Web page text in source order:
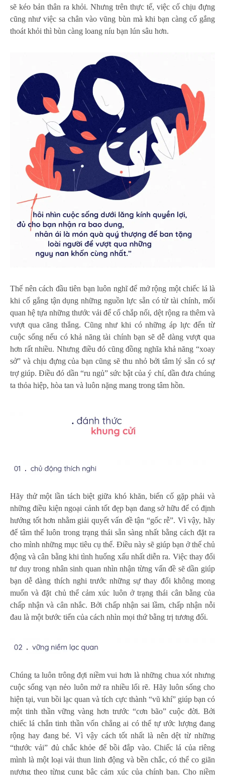
sẽ kéo bản thân ra khỏi. Nhưng trên thực tế, việc cố chịu đựng
cũng như việc sa chân vào vũng bùn mà khi bạn càng cố gắng
thoát khỏi thì bùn càng loang níu bạn lún sâu hơn.
Thế nên cách đầu tiên bạn luôn nghĩ để mở rộng một chiếc lá là
khi cố gắng tận dụng những nguồn lực sẵn có từ tài chính, mối
quan hệ tựa những thước vải để cố chắp nối, dệt rộng ra thêm và
vượt qua căng thẳng. Cũng như khi có những áp lực đến từ
cuộc sống nếu có khả năng tài chính bạn sẽ dễ dàng vượt qua
hơn rất nhiều. Nhưng điều đó cũng đồng nghĩa khả năng “xoay
sở” và chịu đựng của bạn cũng sẽ thu nhỏ bởi tâm lý sẵn có sự
trợ giúp. Điều đó dần “ru ngủ” sức bật của ý chí, dần đưa chúng
ta thỏa hiệp, hòa tan và luôn nặng mang trong tâm hồn.
Hãy thử một lần tách biệt giữa khó khăn, biến cố gặp phải và
những điều kiện ngoại cảnh tốt đẹp bạn đang sở hữu để có định
hướng tốt hơn nhằm giải quyết vấn đề tận “gốc rễ”. Vì vậy, hãy
để tâm thế luôn trong trạng thái sẵn sàng nhất bằng cách đặt ra
cho mình những mục tiêu cụ thể. Điều này sẽ giúp bạn ở thế chủ
động và cân bằng khi tình huống xấu nhất diễn ra. Việc thay đổi
tư duy trong nhân sinh quan nhìn nhận từng vấn đề sẽ dần giúp
bạn dễ dàng thích nghi trước những sự thay đổi không mong
muốn và đặt chủ thể cảm xúc luôn ở trạng thái cân bằng của
chấp nhận và cân nhắc. Bởi chấp nhận sai lầm, chấp nhận nỗi
đau là một bước tiến của cách nhìn mọi thứ bằng trị tương đối.
Chúng ta luôn trông đợi niềm vui hơn là những chua xót nhưng
cuộc sống vạn nẻo luôn mở ra nhiều lối rẽ. Hãy luôn sống cho
hiện tại, vun bồi lạc quan và tích cực thành “vũ khí” giúp bạn có
một tinh thần vững vàng hơn trước “cơn bão” cuộc đời. Bởi
chiếc lá chắn tinh thần vốn chẳng ai có thể tự ước lượng đang
rộng hay đang bé. Vì vậy cách tốt nhất là nên dệt từ những
“thước vải” đủ chắc khỏe để bồi đắp vào. Chiếc lá của riêng
mình là một loại vải thun linh động và bền chắc, có thể co giãn
nương theo từng cung bậc cảm xúc của chính bạn. Cho niềm